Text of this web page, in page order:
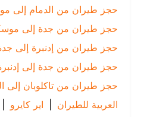
حجز طيران من الدمام إلى موسكو
حجز طيران من جدة إلى موسكو |
حجز طيران من إدنبرة إلى جدة
حجز طيران من جدة إلى إدنبرة |
حجز طيران من تاكلوبان إلى الرياض
العربية للطيران | اير كايرو
|